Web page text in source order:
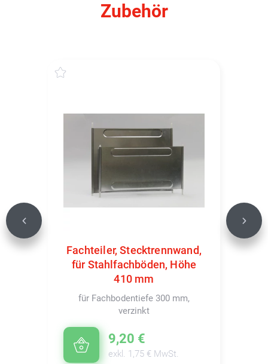
Zubehör
Fachteiler, Stecktrennwand,
für Stahlfachböden, Höhe
410 mm
für Fachbodentiefe 300 mm,
verzinkt
9,20 €
exkl. 1,75 € MwSt.
Previous Next